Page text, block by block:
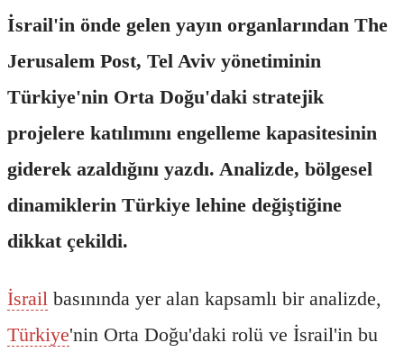
İsrail'in önde gelen yayın organlarından The
Jerusalem Post, Tel Aviv yönetiminin
Türkiye'nin Orta Doğu'daki stratejik
projelere katılımını engelleme kapasitesinin
giderek azaldığını yazdı. Analizde, bölgesel
dinamiklerin Türkiye lehine değiştiğine
dikkat çekildi.
İsrail basınında yer alan kapsamlı bir analizde,
Türkiye'nin Orta Doğu'daki rolü ve İsrail'in bu